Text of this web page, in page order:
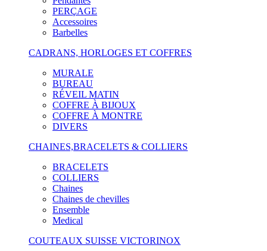
PERÇAGE
Accessoires
Barbelles
CADRANS, HORLOGES ET COFFRES
MURALE
BUREAU
RÉVEIL MATIN
COFFRE À BIJOUX
COFFRE À MONTRE
DIVERS
CHAINES,BRACELETS & COLLIERS
BRACELETS
COLLIERS
Chaines
Chaines de chevilles
Ensemble
Medical
COUTEAUX SUISSE VICTORINOX